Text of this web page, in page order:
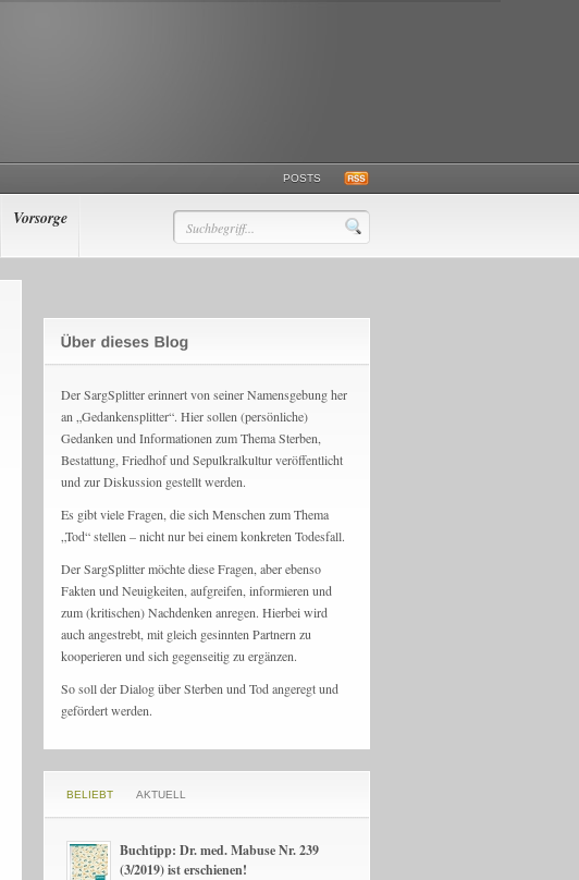
POSTS
Vorsorge
Der SargSplitter erinnert von seiner Namensgebung her
an „Gedankensplitter“. Hier sollen (persönliche)
Gedanken und Informationen zum Thema Sterben,
Bestattung, Friedhof und Sepulkralkultur veröffentlicht
und zur Diskussion gestellt werden.
Es gibt viele Fragen, die sich Menschen zum Thema
„Tod“ stellen – nicht nur bei einem konkreten Todesfall.
Der SargSplitter möchte diese Fragen, aber ebenso
Fakten und Neuigkeiten, aufgreifen, informieren und
zum (kritischen) Nachdenken anregen. Hierbei wird
auch angestrebt, mit gleich gesinnten Partnern zu
kooperieren und sich gegenseitig zu ergänzen.
So soll der Dialog über Sterben und Tod angeregt und
gefördert werden.
BELIEBT AKTUELL
Buchtipp: Dr. med. Mabuse Nr. 239
(3/2019) ist erschienen!